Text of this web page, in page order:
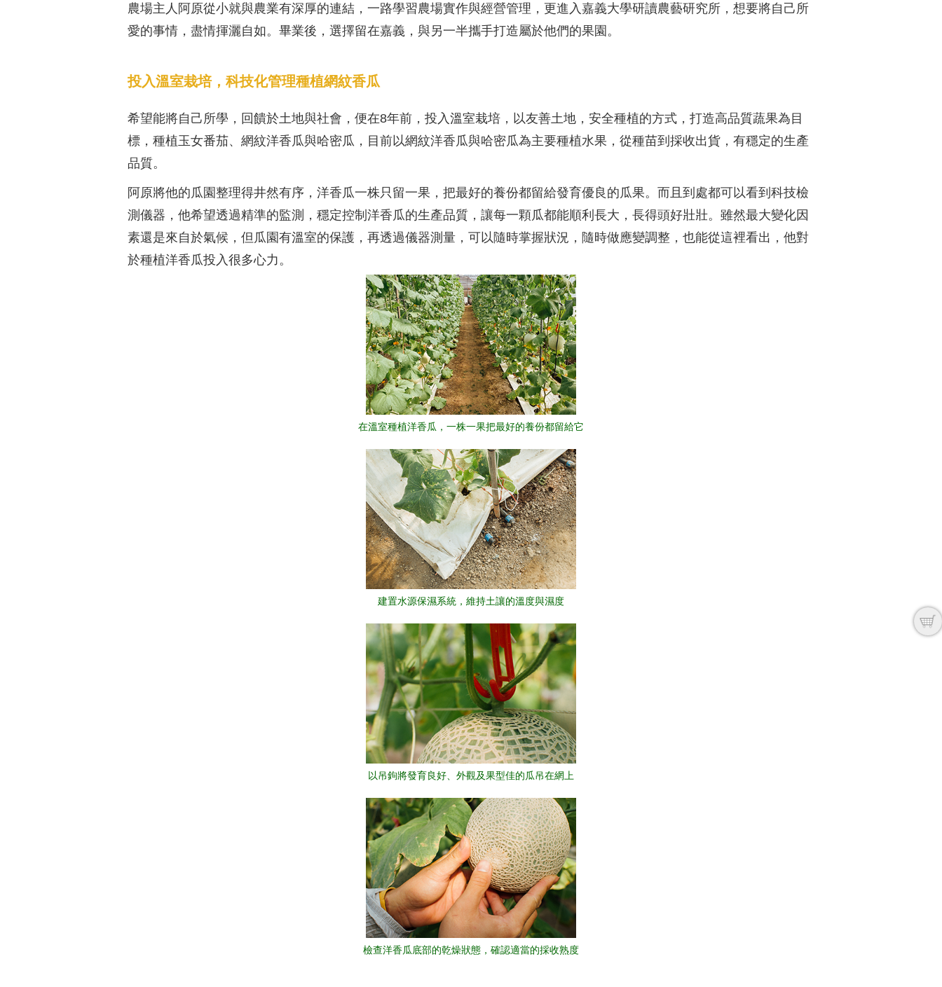
農場主人阿原從小就與農業有深厚的連結，一路學習農場實作與經營管理，更進入嘉義大學研讀農藝研究所，想要將自己所
愛的事情，盡情揮灑自如。畢業後，選擇留在嘉義，與另一半攜手打造屬於他們的果園。
投入溫室栽培，科技化管理種植網紋香瓜
希望能將自己所學，回饋於土地與社會，便在8年前，投入溫室栽培，以友善土地，安全種植的方式，打造高品質蔬果為目
標，種植玉女番茄、網紋洋香瓜與哈密瓜，目前以網紋洋香瓜與哈密瓜為主要種植水果，從種苗到採收出貨，有穩定的生產
品質。
阿原將他的瓜園整理得井然有序，洋香瓜一株只留一果，把最好的養份都留給發育優良的瓜果。而且到處都可以看到科技檢
測儀器，他希望透過精準的監測，穩定控制洋香瓜的生產品質，讓每一顆瓜都能順利長大，長得頭好壯壯。雖然最大變化因
素還是來自於氣候，但瓜園有溫室的保護，再透過儀器測量，可以隨時掌握狀況，隨時做應變調整，也能從這裡看出，他對
於種植洋香瓜投入很多心力。
在溫室種植洋香瓜，一株一果把最好的養份都留給它
建置水源保濕系統，維持土讓的溫度與濕度
以吊鉤將發育良好、外觀及果型佳的瓜吊在網上
檢查洋香瓜底部的乾燥狀態，確認適當的採收熟度